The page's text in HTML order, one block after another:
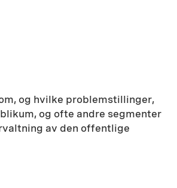
og hvilke problemstillinger,
og ofte andre segmenter
av den offentlige